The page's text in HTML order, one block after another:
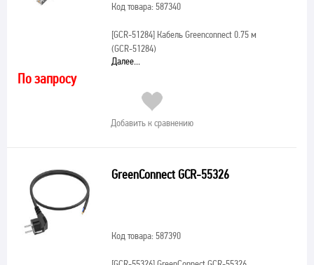
Код товара: 587340
[GCR-51284]Кабель Greenconnect 0.75 м
(GCR-51284)
Далее...
По запросу
Добавить к сравнению
GreenConnect GCR-55326
Код товара: 587390